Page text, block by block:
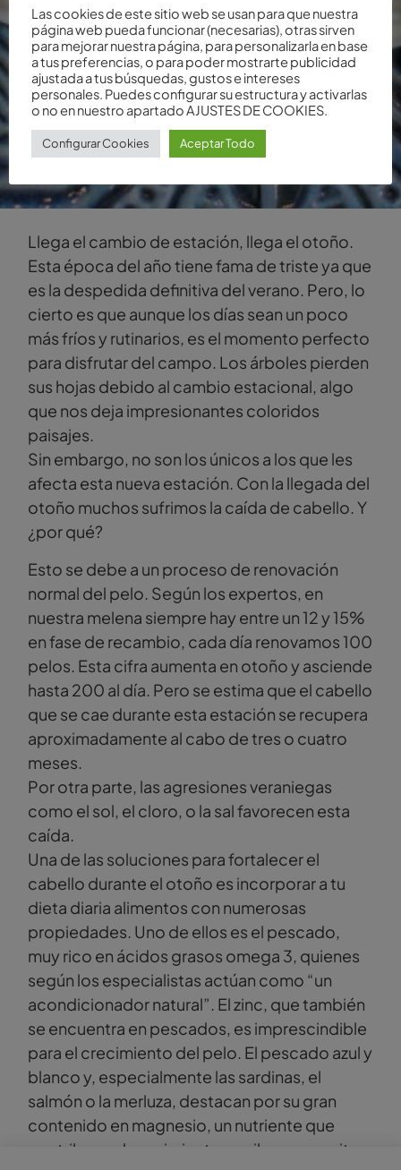
Llega el cambio de estación, llega el otoño.
Esta época del año tiene fama de triste ya que
es la despedida definitiva del verano. Pero, lo
cierto es que aunque los días sean un poco
más fríos y rutinarios, es el momento perfecto
para disfrutar del campo. Los árboles pierden
sus hojas debido al cambio estacional, algo
que nos deja impresionantes coloridos
paisajes.
Sin embargo, no son los únicos a los que les
afecta esta nueva estación. Con la llegada del
otoño muchos sufrimos la caída de cabello. Y
¿por qué?
Esto se debe a un proceso de renovación
normal del pelo. Según los expertos, en
nuestra melena siempre hay entre un 12 y 15%
en fase de recambio, cada día renovamos 100
pelos. Esta cifra aumenta en otoño y asciende
hasta 200 al día. Pero se estima que el cabello
que se cae durante esta estación se recupera
aproximadamente al cabo de tres o cuatro
meses.
Por otra parte, las agresiones veraniegas
como el sol, el cloro, o la sal favorecen esta
caída.
Una de las soluciones para fortalecer el
cabello durante el otoño es incorporar a tu
dieta diaria alimentos con numerosas
propiedades. Uno de ellos es el pescado,
muy rico en ácidos grasos omega 3, quienes
según los especialistas actúan como “un
acondicionador natural”. El zinc, que también
se encuentra en pescados, es imprescindible
para el crecimiento del pelo. El pescado azul y
blanco y, especialmente las sardinas, el
salmón o la merluza, destacan por su gran
contenido en magnesio, un nutriente que
contribuye al crecimiento capilar y que evita
Las cookies de este sitio web se usan para que nuestra
página web pueda funcionar (necesarias), otras sirven
para mejorar nuestra página, para personalizarla en base
a tus preferencias, o para poder mostrarte publicidad
ajustada a tus búsquedas, gustos e intereses
personales. Puedes configurar su estructura y activarlas
o no en nuestro apartado AJUSTES DE COOKIES.
Configurar Cookies Aceptar Todo